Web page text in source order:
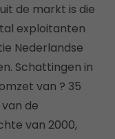
de markt is die
exploitanten
Nederlandse
Schattingen in
van ? 35
de
van 2000,